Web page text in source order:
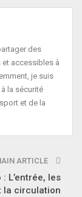
des
accessibles à
je suis
la sécurité
et de la
ARTICLE
: L’entrée, les
la circulation